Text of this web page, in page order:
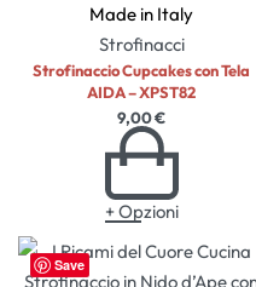
Made in Italy
Strofinacci
Strofinaccio Cupcakes con Tela
AIDA – XPST82
9,00€
+ Opzioni
Save